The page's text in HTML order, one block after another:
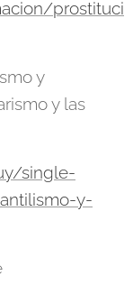
prostituci
y
y las
single-
y-